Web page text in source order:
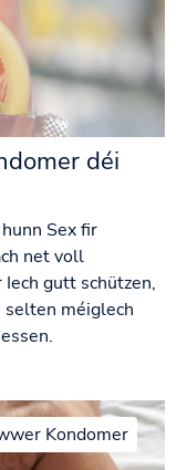
déi
Sex fir
net voll
gutt schützen,
méiglech
Kondomer